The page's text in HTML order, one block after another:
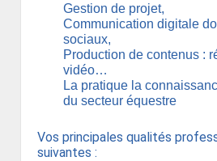
Gestion de projet,
Communication digitale
sociaux,
Production de contenus :
vidéo…
La pratique la
du secteur équestre
Vos principales qualités
suivantes :